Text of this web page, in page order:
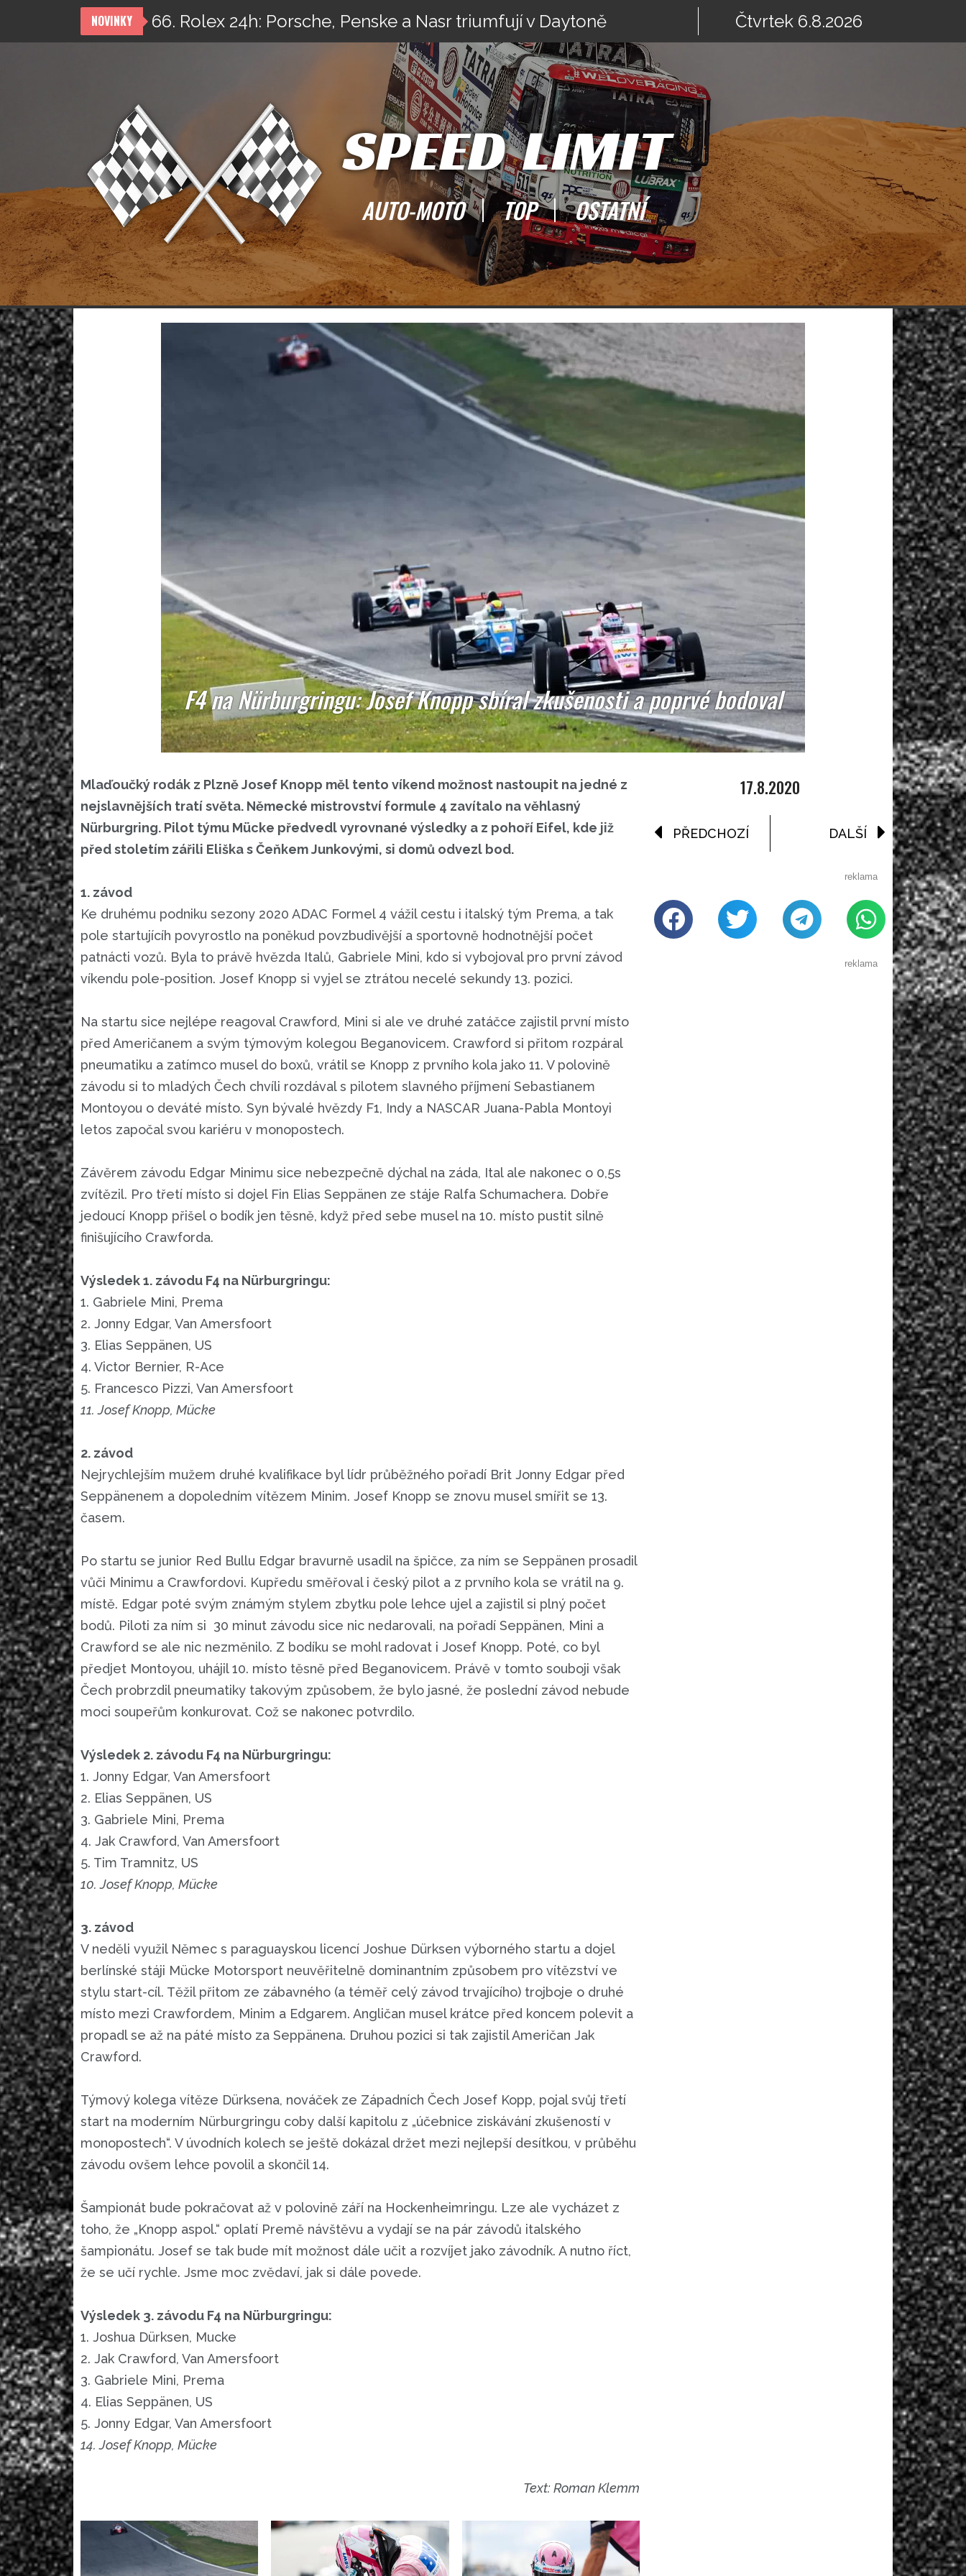
Přeskočit
NOVINKY 66. Rolex 24h: Porsche, Penske a Nasr triumfují v Daytoně Čtvrtek 6.8.2026
SPEED LIMIT
AUTO-MOTO TOP OSTATNÍ
F4 na Nürburgringu: Josef Knopp sbíral zkušenosti a poprvé bodoval
Mlaďoučký rodák z Plzně Josef Knopp měl tento víkend možnost nastoupit na jedné z
nejslavnějších tratí světa. Německé mistrovství formule 4 zavítalo na věhlasný
Nürburgring. Pilot týmu Mücke předvedl vyrovnané výsledky a z pohoří Eifel, kde již
před stoletím zářili Eliška s Čeňkem Junkovými, si domů odvezl bod.
1. závod
Ke druhému podniku sezony 2020 ADAC Formel 4 vážil cestu i italský tým Prema, a tak
pole startujícíh povyrostlo na poněkud povzbudivější a sportovně hodnotnější počet
patnácti vozů. Byla to právě hvězda Italů, Gabriele Mini, kdo si vybojoval pro první závod
víkendu pole-position. Josef Knopp si vyjel se ztrátou necelé sekundy 13. pozici.
Na startu sice nejlépe reagoval Crawford, Mini si ale ve druhé zatáčce zajistil první místo
před Američanem a svým týmovým kolegou Beganovicem. Crawford si přitom rozpáral
pneumatiku a zatímco musel do boxů, vrátil se Knopp z prvního kola jako 11. V polovině
závodu si to mladých Čech chvíli rozdával s pilotem slavného příjmení Sebastianem
Montoyou o deváté místo. Syn bývalé hvězdy F1, Indy a NASCAR Juana-Pabla Montoyi
letos započal svou kariéru v monopostech.
Závěrem závodu Edgar Minimu sice nebezpečně dýchal na záda, Ital ale nakonec o 0,5s
zvítězil. Pro třetí místo si dojel Fin Elias Seppänen ze stáje Ralfa Schumachera. Dobře
jedoucí Knopp přišel o bodík jen těsně, když před sebe musel na 10. místo pustit silně
finišujícího Crawforda.
Výsledek 1. závodu F4 na Nürburgringu:
1. Gabriele Mini, Prema
2. Jonny Edgar, Van Amersfoort
3. Elias Seppänen, US
4. Victor Bernier, R-Ace
5. Francesco Pizzi, Van Amersfoort
11. Josef Knopp, Mücke
2. závod
Nejrychlejším mužem druhé kvalifikace byl lídr průběžného pořadí Brit Jonny Edgar před
Seppänenem a dopoledním vítězem Minim. Josef Knopp se znovu musel smířit se 13.
časem.
Po startu se junior Red Bullu Edgar bravurně usadil na špičce, za ním se Seppänen prosadil
vůči Minimu a Crawfordovi. Kupředu směřoval i český pilot a z prvního kola se vrátil na 9.
místě. Edgar poté svým známým stylem zbytku pole lehce ujel a zajistil si plný počet
bodů. Piloti za ním si 30 minut závodu sice nic nedarovali, na pořadí Seppänen, Mini a
Crawford se ale nic nezměnilo. Z bodíku se mohl radovat i Josef Knopp. Poté, co byl
předjet Montoyou, uhájil 10. místo těsně před Beganovicem. Právě v tomto souboji však
Čech probrzdil pneumatiky takovým způsobem, že bylo jasné, že poslední závod nebude
moci soupeřům konkurovat. Což se nakonec potvrdilo.
Výsledek 2. závodu F4 na Nürburgringu:
1. Jonny Edgar, Van Amersfoort
2. Elias Seppänen, US
3. Gabriele Mini, Prema
4. Jak Crawford, Van Amersfoort
5. Tim Tramnitz, US
10. Josef Knopp, Mücke
3. závod
V neděli využil Němec s paraguayskou licencí Joshue Dürksen výborného startu a dojel
berlínské stáji Mücke Motorsport neuvěřitelně dominantním způsobem pro vítězství ve
stylu start-cíl. Těžil přitom ze zábavného (a téměř celý závod trvajícího) trojboje o druhé
místo mezi Crawfordem, Minim a Edgarem. Angličan musel krátce před koncem polevit a
propadl se až na páté místo za Seppänena. Druhou pozici si tak zajistil Američan Jak
Crawford.
Týmový kolega vítěze Dürksena, nováček ze Západních Čech Josef Kopp, pojal svůj třetí
start na moderním Nürburgringu coby další kapitolu z „účebnice ziskávání zkušeností v
monopostech“. V úvodních kolech se ještě dokázal držet mezi nejlepší desítkou, v průběhu
závodu ovšem lehce povolil a skončil 14.
Šampionát bude pokračovat až v polovině září na Hockenheimringu. Lze ale vycházet z
toho, že „Knopp aspol.“ oplatí Premě návštěvu a vydají se na pár závodů italského
šampionátu. Josef se tak bude mít možnost dále učit a rozvíjet jako závodník. A nutno říct,
že se učí rychle. Jsme moc zvědaví, jak si dále povede.
Výsledek 3. závodu F4 na Nürburgringu:
1. Joshua Dürksen, Mucke
2. Jak Crawford, Van Amersfoort
3. Gabriele Mini, Prema
4. Elias Seppänen, US
5. Jonny Edgar, Van Amersfoort
14. Josef Knopp, Mücke
Text: Roman Klemm
17.8.2020
PŘEDCHOZÍ DALŠÍ
reklama
reklama